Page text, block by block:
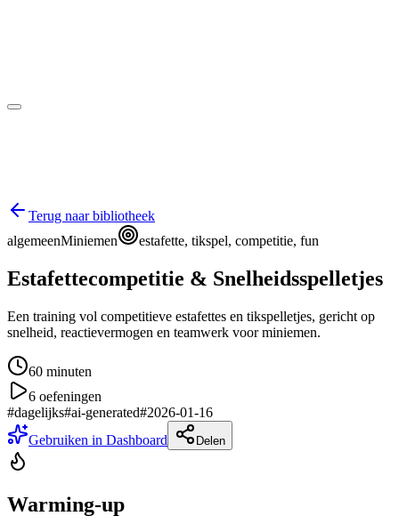
Terug naar bibliotheek
algemeenMiniemen estafette, tikspel, competitie, fun
Estafettecompetitie & Snelheidsspelletjes
Een training vol competitieve estafettes en tikspelletjes, gericht op
snelheid, reactievermogen en teamwerk voor miniemen.
60 minuten
6 oefeningen
#dagelijks#ai-generated#2026-01-16
Gebruiken in Dashboard
Delen
Warming-up